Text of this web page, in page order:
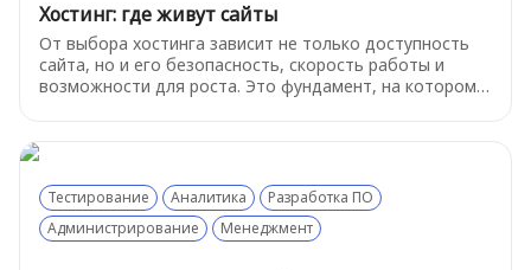
Хостинг: где живут сайты
От выбора хостинга зависит не только доступность
сайта, но и его безопасность, скорость работы и
возможности для роста. Это фундамент, на котором
Тестирование Аналитика
Разработка ПО
Администрирование
Менеджмент